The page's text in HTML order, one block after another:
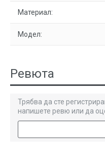
Материал:
Модел:
Ревюта
Трябва да сте
напишете ревю или да